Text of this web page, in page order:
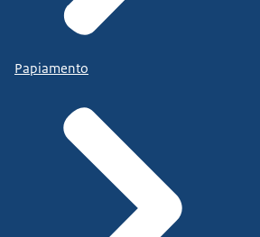
Papiamento